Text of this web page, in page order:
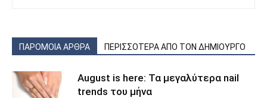
ΠΑΡΟΜΟΙΑ ΑΡΘΡΑ ΠΕΡΙΣΣΟΤΕΡΑ ΑΠΟ ΤΟΝ ΔΗΜΙΟΥΡΓΟ
August is here: Τα μεγαλύτερα nail
trends του μήνα